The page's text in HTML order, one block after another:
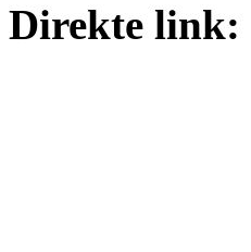
Direkte link: